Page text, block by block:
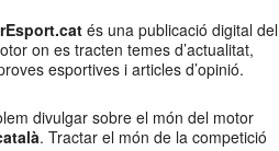
és una publicació digital del
on es tracten temes d’actualitat,
esportives i articles d’opinió.
divulgar sobre el món del motor
. Tractar el món de la competició